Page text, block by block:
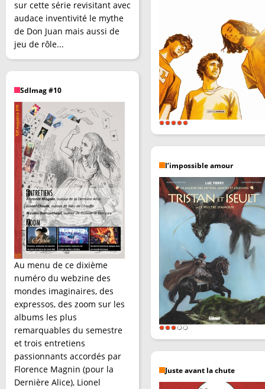
sur cette série revisitant avec
audace inventivité le mythe
de Don Juan mais aussi de
jeu de rôle...
SdImag #10
Au menu de ce dixième
numéro du webzine des
mondes imaginaires, des
expressos, des zoom sur les
albums les plus
remarquables du semestre
et trois entretiens
passionnants accordés par
Florence Magnin (pour la
Dernière Alice), Lionel
l’impossible amour
Juste avant la chute